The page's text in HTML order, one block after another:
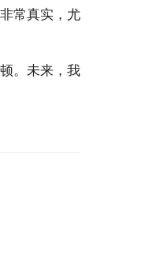
常真实，尤
。未来，我